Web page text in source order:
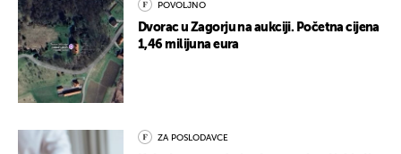
POVOLJNO
Dvorac u Zagorju na aukciji. Početna cijena
1,46 milijuna eura
ZA POSLODAVCE